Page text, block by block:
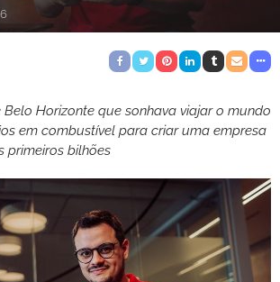
Horizonte que sonhava viajar o mundo
em combustível para criar uma empresa
primeiros bilhões